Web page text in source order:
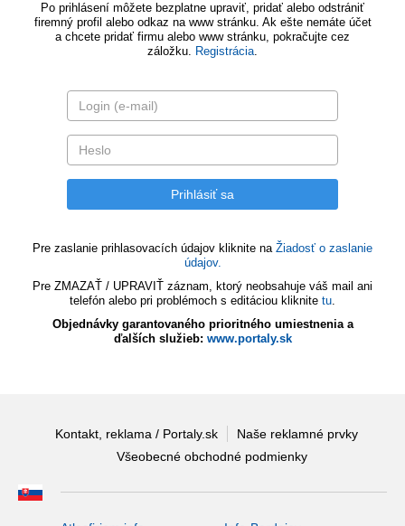
Po prihlásení môžete bezplatne upraviť, pridať alebo odstrániť
firemný profil alebo odkaz na www stránku. Ak ešte nemáte účet
a chcete pridať firmu alebo www stránku, pokračujte cez
záložku. Registrácia.
Pre zaslanie prihlasovacích údajov kliknite na Žiadosť o zaslanie
údajov.
Pre ZMAZAŤ / UPRAVIŤ záznam, ktorý neobsahuje váš mail ani
telefón alebo pri problémoch s editáciou kliknite tu.
Objednávky garantovaného prioritného umiestnenia a
ďalších služieb: www.portaly.sk
Kontakt, reklama / Portaly.sk
Naše reklamné prvky
Všeobecné obchodné podmienky